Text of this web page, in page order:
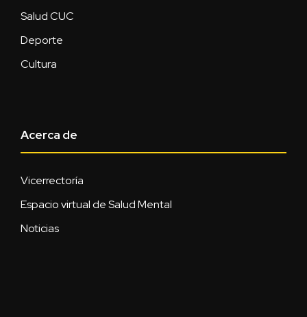
Salud CUC
Deporte
Cultura
Acerca de
Vicerrectoría
Espacio virtual de Salud Mental
Noticias